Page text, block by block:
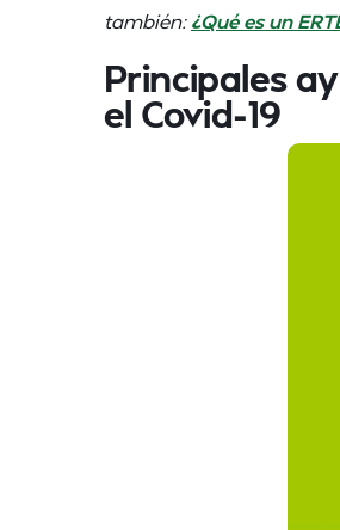
también:¿Qué es un
Principales
el Covid-19